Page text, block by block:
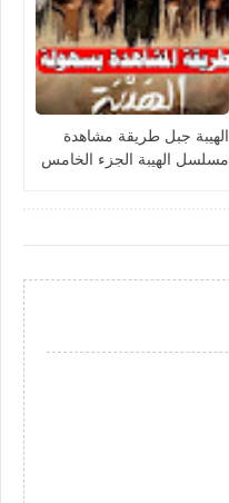
الهيبة جبل طريقة مشاهدة
مسلسل الهيبة الجزء الخامس